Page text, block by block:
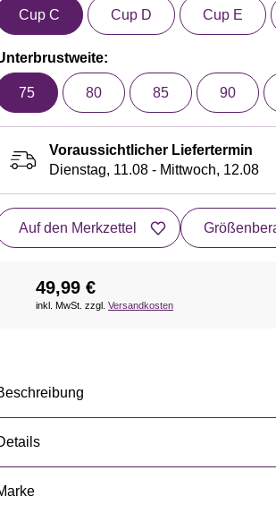
Cup C Cup D Cup E
75 80 85 90
Voraussichtlicher Liefertermin
Dienstag, 11.08 - Mittwoch, 12.08
Auf den Merkzettel
49,99 €
inkl. MwSt. zzgl. Versandkosten